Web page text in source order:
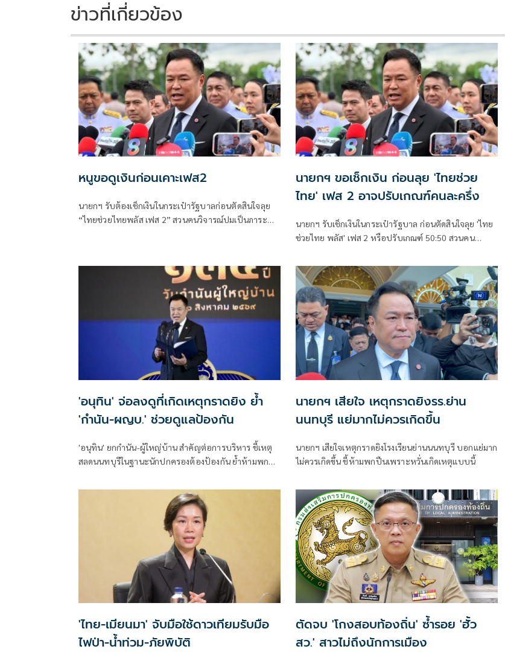
ข่าวที่เกี่ยวข้อง
หนูขอดูเงินก่อนเคาะเฟส2
นายกฯ รับต้องเช็กเงินในกระเป๋ารัฐบาลก่อนตัดสินใจลุย
“ไทยช่วยไทยพลัส เฟส 2” สวนคนวิจารณ์ปมเป็นภาระ
นายกฯ ขอเช็กเงิน ก่อนลุย 'ไทยช่วย
ไทย' เฟส 2 อาจปรับเกณฑ์คนละครึ่ง
นายกฯ รับเช็กเงินในกระเป๋ารัฐบาล ก่อนตัดสินใจลุย 'ไทย
ช่วยไทย พลัส' เฟส 2 หรือปรับเกณฑ์ 50:50 สวนคน
ยันสถานะคลังยังแข็งแรง
'อนุทิน' จ่อลงดูที่เกิดเหตุกราดยิง ย้ำ
'กำนัน-ผญบ.' ช่วยดูแลป้องกัน
'อนุทิน' ยกกำนัน-ผู้ใหญ่บ้าน สำคัญต่อการบริหาร ชี้เหตุ
สลดนนทบุรีในฐานะนักปกครองต้องป้องกัน ย้ำห้ามพกปืน
เตรียมรุดลงดูที่เกิดเหตุ
นายกฯ เสียใจ เหตุกราดยิงรร.ย่าน
นนทบุรี แย่มากไม่ควรเกิดขึ้น
นายกฯ เสียใจเหตุกราดยิงโรงเรียนย่านนนทบุรี บอกแย่มาก
ไม่ควรเกิดขึ้น ชี้ห้ามพกปืนเพราะหวั่นเกิดเหตุแบบนี้
'ไทย-เมียนมา' จับมือใช้ดาวเทียมรับมือ
ไฟป่า-น้ำท่วม-ภัยพิบัติ
ตัดจบ 'โกงสอบท้องถิ่น' ซ้ำรอย 'ฮั้ว
สว.' สาวไม่ถึงนักการเมือง